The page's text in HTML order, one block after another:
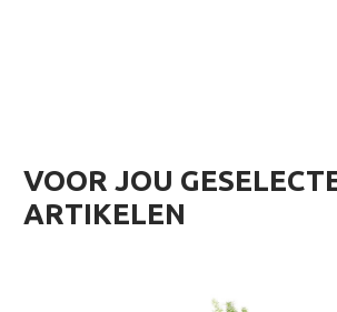
VOOR JOU
ARTIKELEN